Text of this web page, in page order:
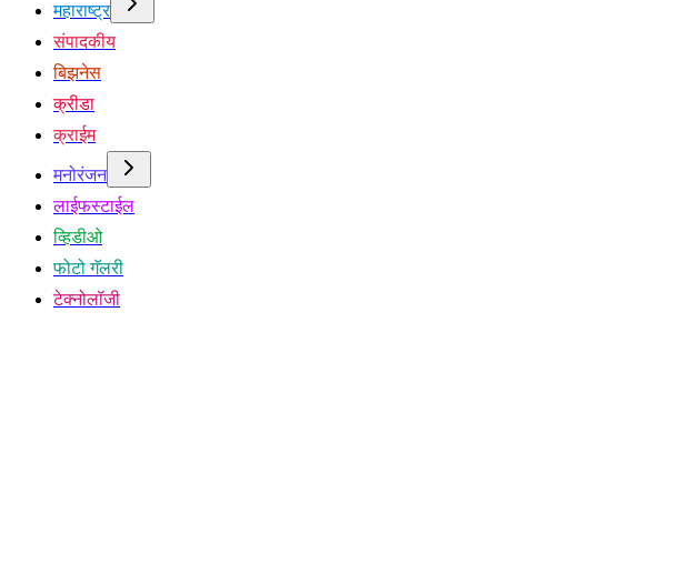
महाराष्ट्र
संपादकीय
बिझनेस
क्रीडा
क्राईम
मनोरंजन
लाईफस्टाईल
व्हिडीओ
फोटो गॅलरी
टेक्नोलॉजी